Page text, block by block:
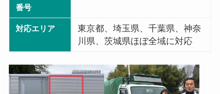
番号
対応エリア
東京都、埼玉県、千葉県、神奈
川県、茨城県ほぼ全域に対応